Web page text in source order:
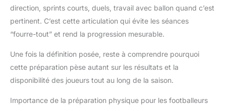
direction, sprints courts, duels, travail avec ballon quand c’est
pertinent. C’est cette articulation qui évite les séances
“fourre-tout” et rend la progression mesurable.
Une fois la définition posée, reste à comprendre pourquoi
cette préparation pèse autant sur les résultats et la
disponibilité des joueurs tout au long de la saison.
Importance de la préparation physique pour les footballeurs